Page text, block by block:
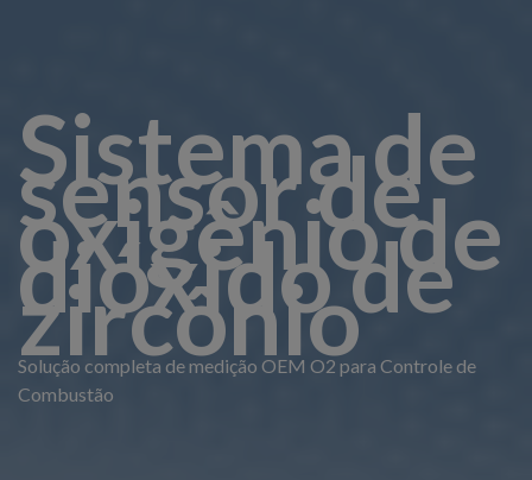
Sistema de
sensor de
oxigênio de
dióxido de
zircônio
Solução completa de medição OEM O2 para Controle de
Combustão